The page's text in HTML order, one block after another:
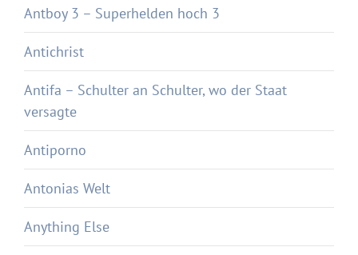
Antboy 3 – Superhelden hoch 3
Antichrist
Antifa – Schulter an Schulter, wo der Staat
versagte
Antiporno
Antonias Welt
Anything Else